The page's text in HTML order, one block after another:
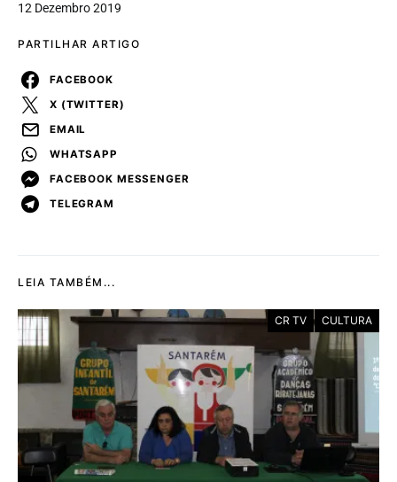
12 Dezembro 2019
PARTILHAR ARTIGO
FACEBOOK
X (TWITTER)
EMAIL
WHATSAPP
FACEBOOK MESSENGER
TELEGRAM
LEIA TAMBÉM...
CR TV CULTURA